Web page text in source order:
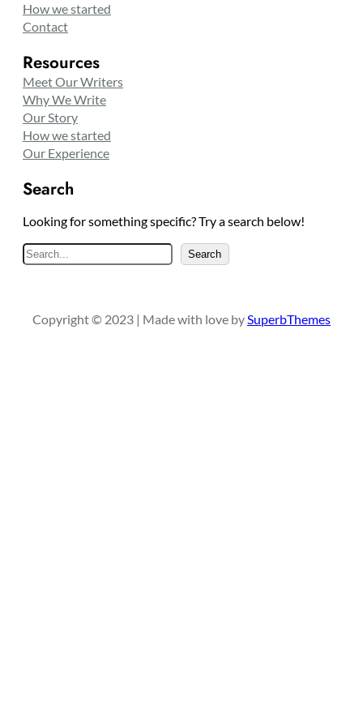
How we started
Contact
Resources
Meet Our Writers
Why We Write
Our Story
How we started
Our Experience
Search
Looking for something specific? Try a search below!
e
c
Search
Copyright © 2023 | Made with love bySuperbThemes